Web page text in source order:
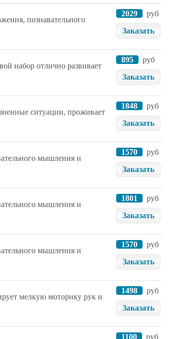
познавательного
2029
руб
Заказать
набор отлично развивает
895
руб
Заказать
ситуации, проживает
1848
руб
Заказать
мышления и
1570
руб
Заказать
мышления и
1801
руб
Заказать
мышления и
1570
руб
Заказать
мелкую моторику рук и
1498
руб
Заказать
1100 руб